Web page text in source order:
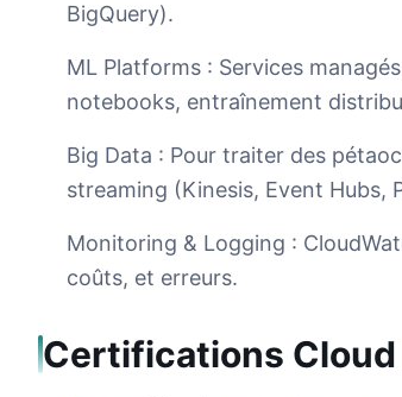
BigQuery).
ML Platforms : Services
notebooks, entraînement
Big Data : Pour traiter des
streaming (Kinesis, Event Hubs,
Monitoring & Logging :
coûts, et erreurs.
Certifications Cloud